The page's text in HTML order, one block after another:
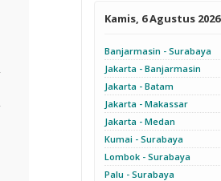
Kamis, 6 Agustus 2026
Banjarmasin - Surabaya
Jakarta - Banjarmasin
Jakarta - Batam
Jakarta - Makassar
Jakarta - Medan
Kumai - Surabaya
Lombok - Surabaya
Palu - Surabaya